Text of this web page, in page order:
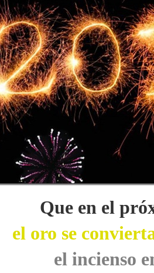
Que en el
el oro se
el incienso